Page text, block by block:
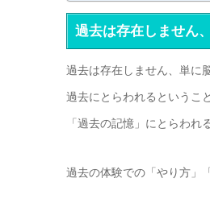
過去は存在しません
過去は存在しません、単に
過去にとらわれるというこ
「過去の記憶」にとらわ
過去の体験での「やり方」